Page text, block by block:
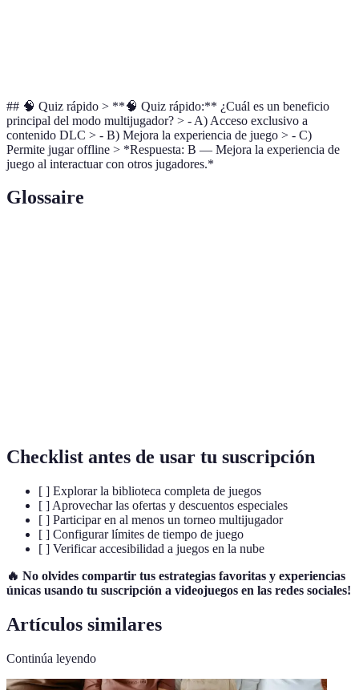
## 🧠 Quiz rápido > **🧠 Quiz rápido:** ¿Cuál es un beneficio
principal del modo multijugador? > - A) Acceso exclusivo a
contenido DLC > - B) Mejora la experiencia de juego > - C)
Permite jugar offline > *Respuesta: B — Mejora la experiencia de
juego al interactuar con otros jugadores.*
Glossaire
Checklist antes de usar tu suscripción
[ ] Explorar la biblioteca completa de juegos
[ ] Aprovechar las ofertas y descuentos especiales
[ ] Participar en al menos un torneo multijugador
[ ] Configurar límites de tiempo de juego
[ ] Verificar accesibilidad a juegos en la nube
🔥 No olvides compartir tus estrategias favoritas y experiencias
únicas usando tu suscripción a videojuegos en las redes sociales!
Artículos similares
Continúa leyendo